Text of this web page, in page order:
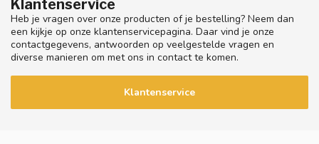
Klantenservice
Heb je vragen over onze producten of je bestelling? Neem dan
een kijkje op onze klantenservicepagina. Daar vind je onze
contactgegevens, antwoorden op veelgestelde vragen en
diverse manieren om met ons in contact te komen.
Klantenservice